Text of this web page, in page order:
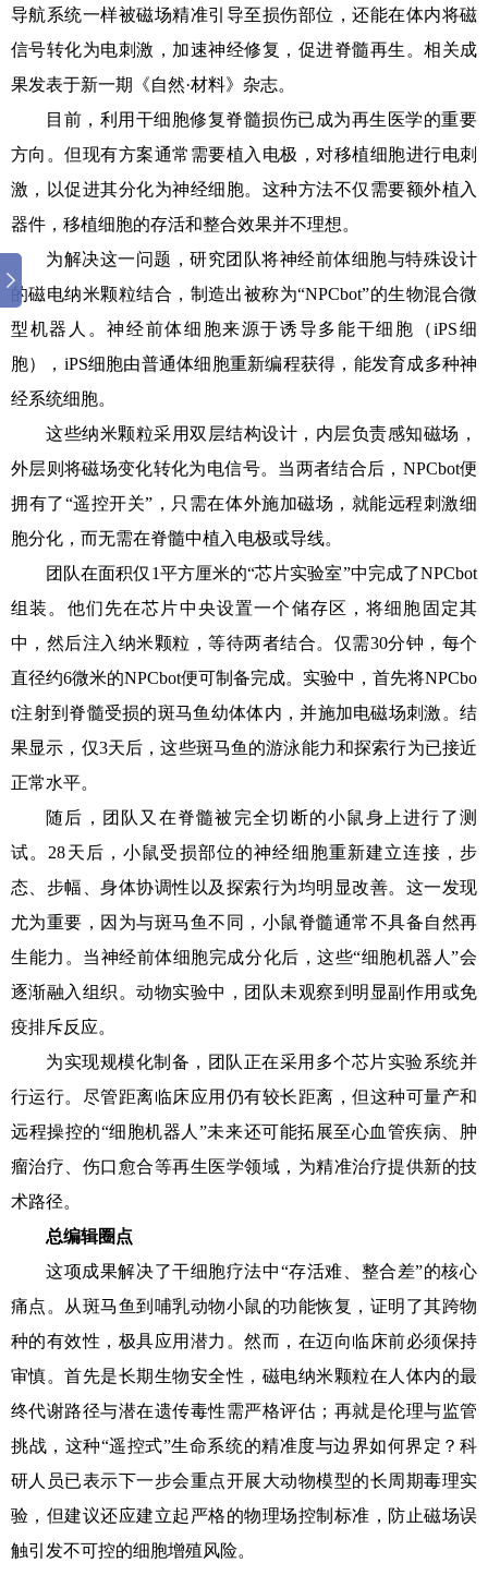
导航系统一样被磁场精准引导至损伤部位，还能在体内将磁
信号转化为电刺激，加速神经修复，促进脊髓再生。相关成
果发表于新一期《自然·材料》杂志。
目前，利用干细胞修复脊髓损伤已成为再生医学的重要
方向。但现有方案通常需要植入电极，对移植细胞进行电刺
激，以促进其分化为神经细胞。这种方法不仅需要额外植入
器件，移植细胞的存活和整合效果并不理想。
为解决这一问题，研究团队将神经前体细胞与特殊设计
的磁电纳米颗粒结合，制造出被称为“NPCbot”的生物混合微
型机器人。神经前体细胞来源于诱导多能干细胞（iPS细
胞），iPS细胞由普通体细胞重新编程获得，能发育成多种神
经系统细胞。
这些纳米颗粒采用双层结构设计，内层负责感知磁场，
外层则将磁场变化转化为电信号。当两者结合后，NPCbot便
拥有了“遥控开关”，只需在体外施加磁场，就能远程刺激细
胞分化，而无需在脊髓中植入电极或导线。
团队在面积仅1平方厘米的“芯片实验室”中完成了NPCbot
组装。他们先在芯片中央设置一个储存区，将细胞固定其
中，然后注入纳米颗粒，等待两者结合。仅需30分钟，每个
直径约6微米的NPCbot便可制备完成。实验中，首先将NPCbo
t注射到脊髓受损的斑马鱼幼体体内，并施加电磁场刺激。结
果显示，仅3天后，这些斑马鱼的游泳能力和探索行为已接近
正常水平。
随后，团队又在脊髓被完全切断的小鼠身上进行了测
试。28天后，小鼠受损部位的神经细胞重新建立连接，步
态、步幅、身体协调性以及探索行为均明显改善。这一发现
尤为重要，因为与斑马鱼不同，小鼠脊髓通常不具备自然再
生能力。当神经前体细胞完成分化后，这些“细胞机器人”会
逐渐融入组织。动物实验中，团队未观察到明显副作用或免
疫排斥反应。
为实现规模化制备，团队正在采用多个芯片实验系统并
行运行。尽管距离临床应用仍有较长距离，但这种可量产和
远程操控的“细胞机器人”未来还可能拓展至心血管疾病、肿
瘤治疗、伤口愈合等再生医学领域，为精准治疗提供新的技
术路径。
总编辑圈点
这项成果解决了干细胞疗法中“存活难、整合差”的核心
痛点。从斑马鱼到哺乳动物小鼠的功能恢复，证明了其跨物
种的有效性，极具应用潜力。然而，在迈向临床前必须保持
审慎。首先是长期生物安全性，磁电纳米颗粒在人体内的最
终代谢路径与潜在遗传毒性需严格评估；再就是伦理与监管
挑战，这种“遥控式”生命系统的精准度与边界如何界定？科
研人员已表示下一步会重点开展大动物模型的长周期毒理实
验，但建议还应建立起严格的物理场控制标准，防止磁场误
触引发不可控的细胞增殖风险。